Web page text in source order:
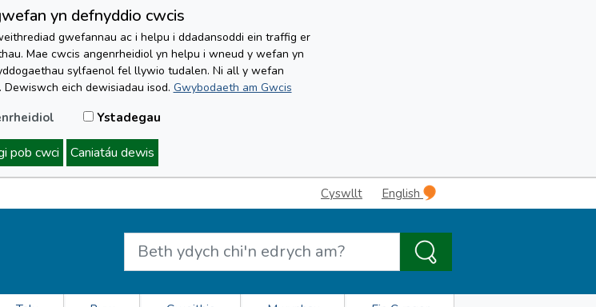
yn defnyddio cwcis
gwefannau ac i helpu i ddadansoddi ein traffig er
Mae cwcis angenrheidiol yn helpu i wneud y wefan yn
sylfaenol fel llywio tudalen. Ni all y wefan
eich dewisiadau isod. Gwybodaeth am Gwcis
Ystadegau
pob cwci Caniatáu dewis
Cyswllt English